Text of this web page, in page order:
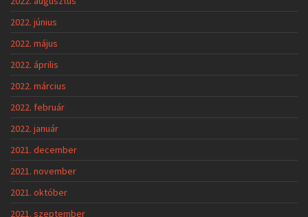
2022. június
2022. május
2022. április
2022. március
2022. február
2022. január
2021. december
2021. november
2021. október
2021. szeptember